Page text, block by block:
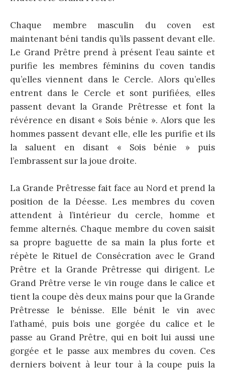
Chaque membre masculin du coven est
maintenant béni tandis qu’ils passent devant elle.
Le Grand Prêtre prend à présent l’eau sainte et
purifie les membres féminins du coven tandis
qu’elles viennent dans le Cercle. Alors qu’elles
entrent dans le Cercle et sont purifiées, elles
passent devant la Grande Prêtresse et font la
révérence en disant « Sois bénie ». Alors que les
hommes passent devant elle, elle les purifie et ils
la saluent en disant « Sois bénie » puis
l’embrassent sur la joue droite.
La Grande Prêtresse fait face au Nord et prend la
position de la Déesse. Les membres du coven
attendent à l’intérieur du cercle, homme et
femme alternés. Chaque membre du coven saisit
sa propre baguette de sa main la plus forte et
répète le Rituel de Consécration avec le Grand
Prêtre et la Grande Prêtresse qui dirigent. Le
Grand Prêtre verse le vin rouge dans le calice et
tient la coupe dès deux mains pour que la Grande
Prêtresse le bénisse. Elle bénit le vin avec
l’athamé, puis bois une gorgée du calice et le
passe au Grand Prêtre, qui en boit lui aussi une
gorgée et le passe aux membres du coven. Ces
derniers boivent à leur tour à la coupe puis la